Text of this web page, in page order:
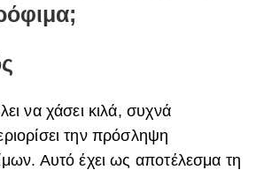
να χάσει κιλά, συχνά
την πρόσληψη
Αυτό έχει ως αποτέλεσμα τη